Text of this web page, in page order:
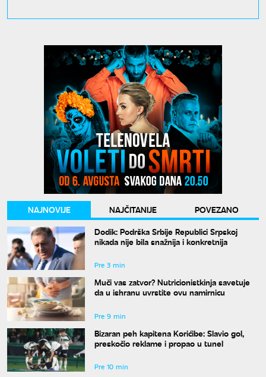
NAJNOVIJE NAJČITANIJE
POVEZANO
Dodik: Podrška Srbije Republici Srpskoj
nikada nije bila snažnija i konkretnija
Pre 3 min
Muči vas zatvor? Nutricionistkinja savetuje
da u ishranu uvrstite ovu namirnicu
Pre 9 min
Bizaran peh kapitena Korićibe: Slavio gol,
preskočio reklame i propao u tunel
Pre 10 min